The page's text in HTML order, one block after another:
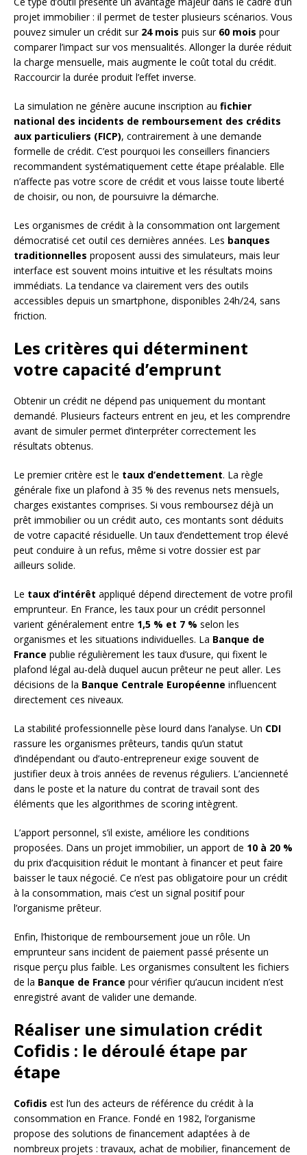
projet immobilier : il permet de tester plusieurs scénarios. Vous
pouvez simuler un crédit sur 24 mois puis sur 60 mois pour
comparer l’impact sur vos mensualités. Allonger la durée réduit
la charge mensuelle, mais augmente le coût total du crédit.
Raccourcir la durée produit l’effet inverse.
La simulation ne génère aucune inscription au fichier
national des incidents de remboursement des crédits
aux particuliers (FICP), contrairement à une demande
formelle de crédit. C’est pourquoi les conseillers financiers
recommandent systématiquement cette étape préalable. Elle
n’affecte pas votre score de crédit et vous laisse toute liberté
de choisir, ou non, de poursuivre la démarche.
Les organismes de crédit à la consommation ont largement
démocratisé cet outil ces dernières années. Les banques
traditionnelles proposent aussi des simulateurs, mais leur
interface est souvent moins intuitive et les résultats moins
immédiats. La tendance va clairement vers des outils
accessibles depuis un smartphone, disponibles 24h/24, sans
friction.
Les critères qui déterminent
votre capacité d’emprunt
Obtenir un crédit ne dépend pas uniquement du montant
demandé. Plusieurs facteurs entrent en jeu, et les comprendre
avant de simuler permet d’interpréter correctement les
résultats obtenus.
Le premier critère est le taux d’endettement. La règle
générale fixe un plafond à 35 % des revenus nets mensuels,
charges existantes comprises. Si vous remboursez déjà un
prêt immobilier ou un crédit auto, ces montants sont déduits
de votre capacité résiduelle. Un taux d’endettement trop élevé
peut conduire à un refus, même si votre dossier est par
ailleurs solide.
Le taux d’intérêt appliqué dépend directement de votre profil
emprunteur. En France, les taux pour un crédit personnel
varient généralement entre 1,5 % et 7 % selon les
organismes et les situations individuelles. La Banque de
France publie régulièrement les taux d’usure, qui fixent le
plafond légal au-delà duquel aucun prêteur ne peut aller. Les
décisions de la Banque Centrale Européenne influencent
directement ces niveaux.
La stabilité professionnelle pèse lourd dans l’analyse. Un CDI
rassure les organismes prêteurs, tandis qu’un statut
d’indépendant ou d’auto-entrepreneur exige souvent de
justifier deux à trois années de revenus réguliers. L’ancienneté
dans le poste et la nature du contrat de travail sont des
éléments que les algorithmes de scoring intègrent.
L’apport personnel, s’il existe, améliore les conditions
proposées. Dans un projet immobilier, un apport de 10 à 20 %
du prix d’acquisition réduit le montant à financer et peut faire
baisser le taux négocié. Ce n’est pas obligatoire pour un crédit
à la consommation, mais c’est un signal positif pour
l’organisme prêteur.
Enfin, l’historique de remboursement joue un rôle. Un
emprunteur sans incident de paiement passé présente un
risque perçu plus faible. Les organismes consultent les fichiers
de la Banque de France pour vérifier qu’aucun incident n’est
enregistré avant de valider une demande.
Réaliser une simulation crédit
Cofidis : le déroulé étape par
étape
Cofidis est l’un des acteurs de référence du crédit à la
consommation en France. Fondé en 1982, l’organisme
propose des solutions de financement adaptées à de
nombreux projets : travaux, achat de mobilier, financement de